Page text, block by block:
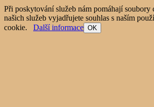
Při poskytování služeb nám pomáhají soubory
našich služeb vyjadřujete souhlas s naším
cookie. Další informace